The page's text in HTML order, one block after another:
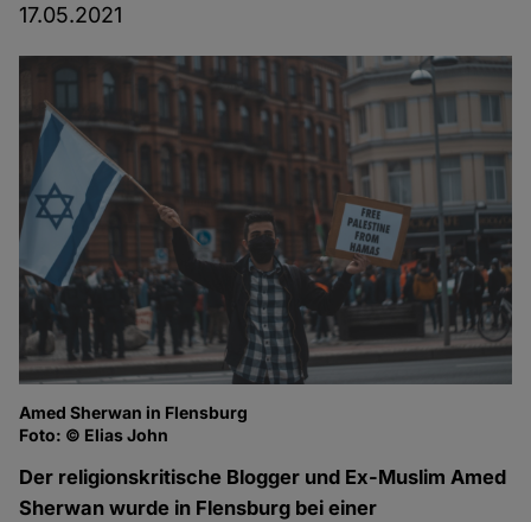
17.05.2021
Amed Sherwan in Flensburg
Foto: © Elias John
Der religionskritische Blogger und Ex-Muslim Amed
Sherwan wurde in Flensburg bei einer